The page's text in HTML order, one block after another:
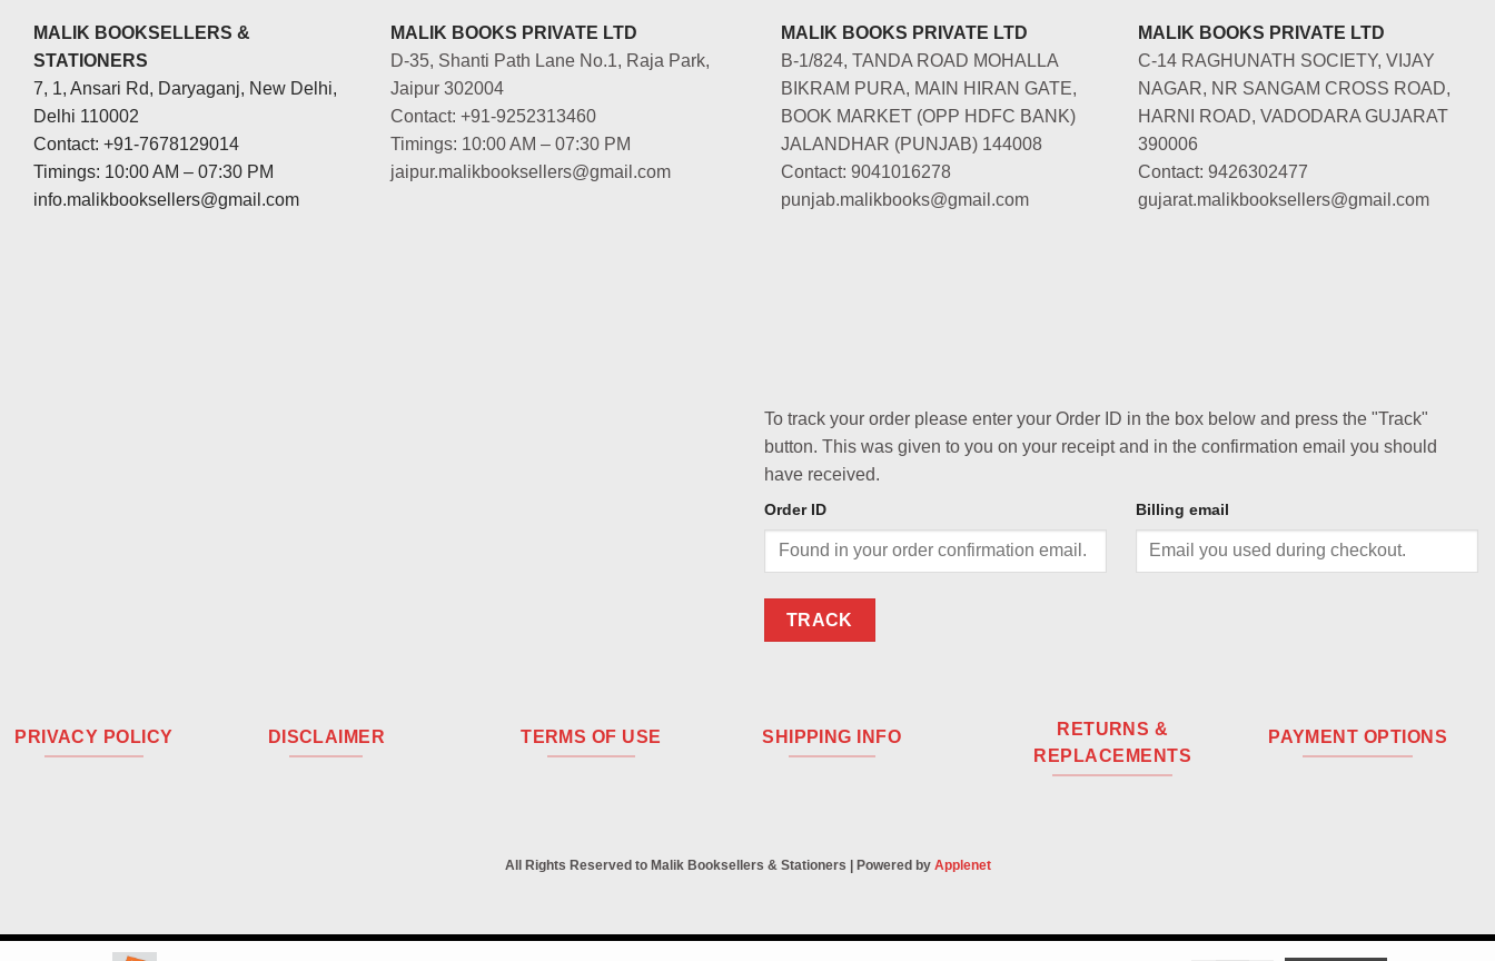
MALIK BOOKSELLERS &
STATIONERS
7, 1, Ansari Rd, Daryaganj, New Delhi,
Delhi 110002
Contact: +91-7678129014
Timings: 10:00 AM – 07:30 PM
info.malikbooksellers@gmail.com
MALIK BOOKS PRIVATE LTD
D-35, Shanti Path Lane No.1, Raja Park,
Jaipur 302004
Contact: +91-9252313460
Timings: 10:00 AM – 07:30 PM
jaipur.malikbooksellers@gmail.com
MALIK BOOKS PRIVATE LTD
B-1/824, TANDA ROAD MOHALLA
BIKRAM PURA, MAIN HIRAN GATE,
BOOK MARKET (OPP HDFC BANK)
JALANDHAR (PUNJAB) 144008
Contact: 9041016278
punjab.malikbooks@gmail.com
MALIK BOOKS PRIVATE LTD
C-14 RAGHUNATH SOCIETY, VIJAY
NAGAR, NR SANGAM CROSS ROAD,
HARNI ROAD, VADODARA GUJARAT
390006
Contact: 9426302477
gujarat.malikbooksellers@gmail.com
To track your order please enter your Order ID in the box below and press the "Track"
button. This was given to you on your receipt and in the confirmation email you should
have received.
Order ID Billing email
TRACK
PRIVACY POLICY DISCLAIMER TERMS OF USE SHIPPING INFO
RETURNS &
REPLACEMENTS
PAYMENT OPTIONS
All Rights Reserved to Malik Booksellers & Stationers | Powered by Applenet